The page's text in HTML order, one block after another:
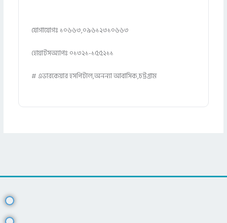
যোগাযোগঃ ১০৬৬৩,০৯৬১২৩১০৬৬৩
হোয়াটসঅ্যাপঃ ০১৩২১-১৫৫২১১
# এভারকেয়ার হসপিটাল,অনন্যা আবাসিক,চট্টগ্রাম